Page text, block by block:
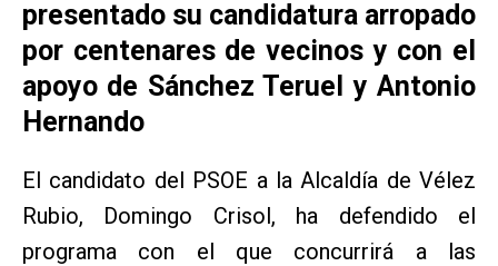
presentado su candidatura arropado
por centenares de vecinos y con el
apoyo de Sánchez Teruel y Antonio
Hernando
El candidato del PSOE a la Alcaldía de Vélez
Rubio, Domingo Crisol, ha defendido el
programa con el que concurrirá a las